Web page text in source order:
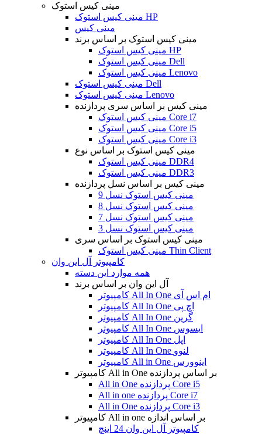
مینی کیس استوک
مینی کیس استوک HP
مینی کیس
مینی کیس استوک بر اساس برند
مینی کیس استوک HP
مینی کیس استوک Dell
مینی کیس استوک Lenovo
مینی کیس استوک Dell
مینی کیس استوک Lenovo
مینی کیس بر اساس سری پردازنده
مینی کیس استوک Core i7
مینی کیس استوک Core i5
مینی کیس استوک Core i3
مینی کیس استوک بر اساس نوع
مینی کیس استوک DDR4
مینی کیس استوک DDR3
مینی کیس بر اساس نسل پردازنده
مینی کیس استوک نسل 9
مینی کیس استوک نسل 8
مینی کیس استوک نسل 7
مینی کیس استوک نسل 3
مینی کیس استوک بر اساس سری
مینی کیس استوک Thin Client
کامپیوتر آل این وان
همه موارد این دسته
آل این وان بر اساس برند
کامپیوتر All In One ام اس آی
کامپیوتر All In One اچ پی
کامپیوتر All In One گرین
کامپیوتر All In One ایسوس
کامپیوتر All In One اپل
کامپیوتر All In One لنوو
کامپیوتر All in One اینوورس
کامپیوتر All in One بر اساس پردازنده
All in One پردازنده Core i5
All in one پردازنده Core i7
All in One پردازنده Core i3
کامپیوتر All in one بر اساس اندازه
کامپیوتر آل این وان 24 اینچ